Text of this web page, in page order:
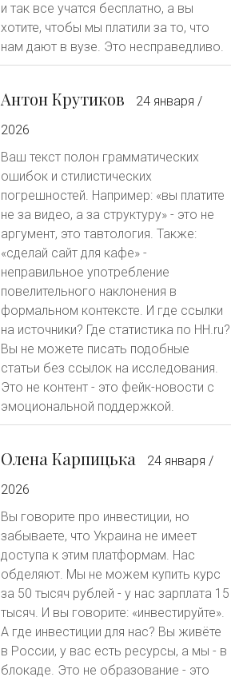
и так все учатся бесплатно, а вы
хотите, чтобы мы платили за то, что
нам дают в вузе. Это несправедливо.
Антон Крутиков
24 января /
2026
Ваш текст полон грамматических
ошибок и стилистических
погрешностей. Например: «вы платите
не за видео, а за структуру» - это не
аргумент, это тавтология. Также:
«сделай сайт для кафе» -
неправильное употребление
повелительного наклонения в
формальном контексте. И где ссылки
на источники? Где статистика по HH.ru?
Вы не можете писать подобные
статьи без ссылок на исследования.
Это не контент - это фейк-новости с
эмоциональной поддержкой.
Олена Карпицька
24 января /
2026
Вы говорите про инвестиции, но
забываете, что Украина не имеет
доступа к этим платформам. Нас
обделяют. Мы не можем купить курс
за 50 тысяч рублей - у нас зарплата 15
тысяч. И вы говорите: «инвестируйте».
А где инвестиции для нас? Вы живёте
в России, у вас есть ресурсы, а мы - в
блокаде. Это не образование - это